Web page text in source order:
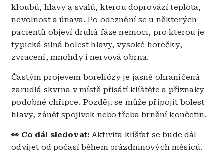
kloubů, hlavy a svalů, kterou doprovází teplota,
nevolnost a únava. Po odeznění se u některých
pacientů objeví druhá fáze nemoci, pro kterou je
typická silná bolest hlavy, vysoké horečky,
zvracení, mnohdy i nervová obrna.
Častým projevem boreliózy je jasně ohraničená
zarudlá skvrna v místě přisátí klíštěte a příznaky
podobné chřipce. Později se může připojit bolest
hlavy, zánět spojivek nebo třeba brnění končetin.
👀 Co dál sledovat:Aktivita klíšťat se bude dál
odvíjet od počasí během prázdninových měsíců.